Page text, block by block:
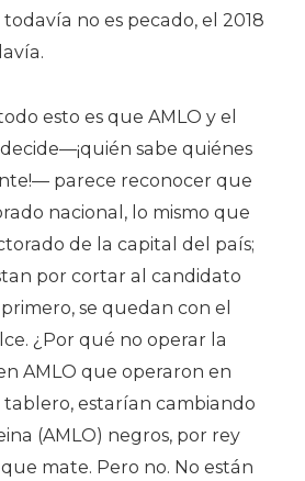
no es pecado, el 2018
esto es que AMLO y el
sabe quiénes
parece reconocer que
nacional, lo mismo que
de la capital del país;
por cortar al candidato
se quedan con el
¿Por qué no operar la
AMLO que operaron en
tablero, estarían cambiando
(AMLO) negros, por rey
mate. Pero no. No están